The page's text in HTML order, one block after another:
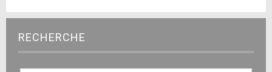
RECHERCHE